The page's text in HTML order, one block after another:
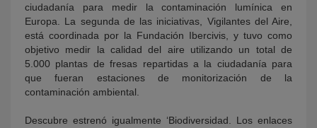
ciudadanía para medir la contaminación lumínica en
Europa. La segunda de las iniciativas, Vigilantes del Aire,
está coordinada por la Fundación Ibercivis, y tuvo como
objetivo medir la calidad del aire utilizando un total de
5.000 plantas de fresas repartidas a la ciudadanía para
que fueran estaciones de monitorización de la
contaminación ambiental.
Descubre estrenó igualmente ‘Biodiversidad. Los enlaces